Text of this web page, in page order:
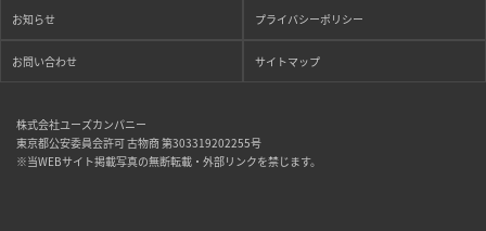
お知らせ プライバシーポリシー
お問い合わせ サイトマップ
株式会社ユーズカンパニー
東京都公安委員会許可 古物商 第303319202255号
※当WEBサイト掲載写真の無断転載・外部リンクを禁じます。